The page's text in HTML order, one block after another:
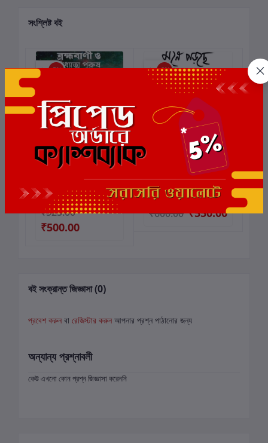
সংশ্লিষ্ট বই
ছাড় 5%
কার্টে যোগ করুন
ব্রহ্মবাণী ও অধ্যাত্ম পুরুষ
মণীন্দ্রনাথ সাহা
লেখক:
₹525.00
₹500.00
ছাড় 8%
কার্টে যোগ করুন
লেখক: দীপ্ত দাশগুপ্ত
₹600.00 ₹550.00
বই সংক্রান্ত জিজ্ঞাসা (0)
প্রবেশ করুন বা রেজিস্টার করুন আপনার প্রশ্ন পাঠানোর জন্য
অন্যান্য প্রশ্নাবলী
কেউ এখনো কোন প্রশ্ন জিজ্ঞাসা করেননি